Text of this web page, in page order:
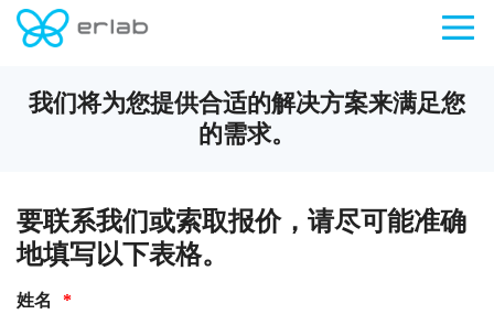
我们将为您提供合适的解决方案来满足您
的需求。
要联系我们或索取报价，请尽可能准确
地填写以下表格。
姓名 *